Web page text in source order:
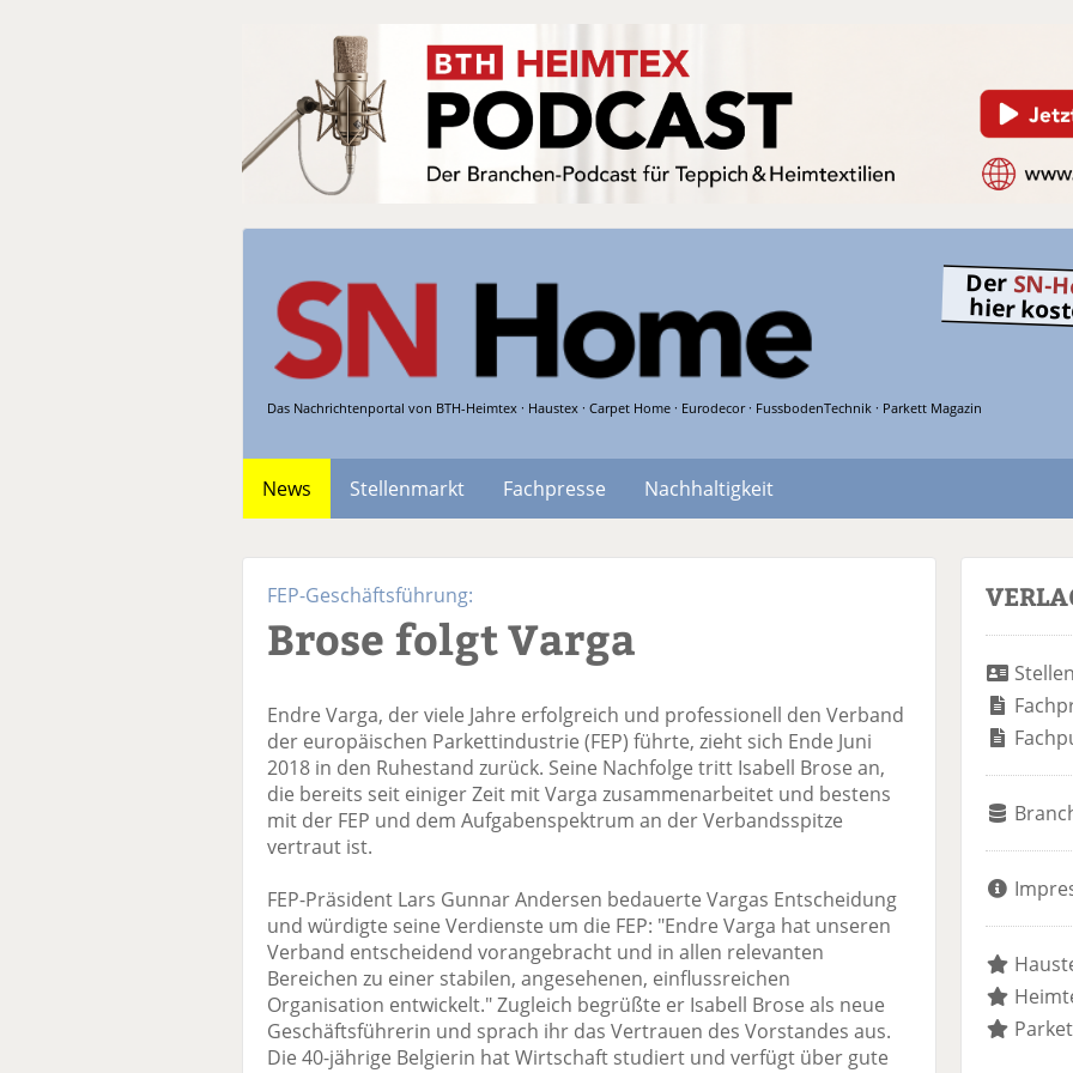
Das Nachrichtenportal von BTH-Heimtex · Haustex · Carpet Home · Eurodecor · FussbodenTechnik · Parkett Magazin
Der SN-
hier
News Stellenmarkt Fachpresse
Nachhaltigkeit
FEP-Geschäftsführung:
Brose folgt Varga
Endre Varga, der viele Jahre erfolgreich und professionell den Verband
der europäischen Parkettindustrie (FEP) führte, zieht sich Ende Juni
2018 in den Ruhestand zurück. Seine Nachfolge tritt Isabell Brose an,
die bereits seit einiger Zeit mit Varga zusammenarbeitet und bestens
mit der FEP und dem Aufgabenspektrum an der Verbandsspitze
vertraut ist.
FEP-Präsident Lars Gunnar Andersen bedauerte Vargas Entscheidung
und würdigte seine Verdienste um die FEP: "Endre Varga hat unseren
Verband entscheidend vorangebracht und in allen relevanten
Bereichen zu einer stabilen, angesehenen, einflussreichen
Organisation entwickelt." Zugleich begrüßte er Isabell Brose als neue
Geschäftsführerin und sprach ihr das Vertrauen des Vorstandes aus.
Die 40-jährige Belgierin hat Wirtschaft studiert und verfügt über gute